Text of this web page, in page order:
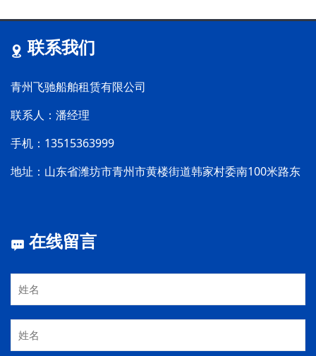
联系我们
青州飞驰船舶租赁有限公司
联系人：潘经理
手机：13515363999
地址：山东省潍坊市青州市黄楼街道韩家村委南100米路东
在线留言